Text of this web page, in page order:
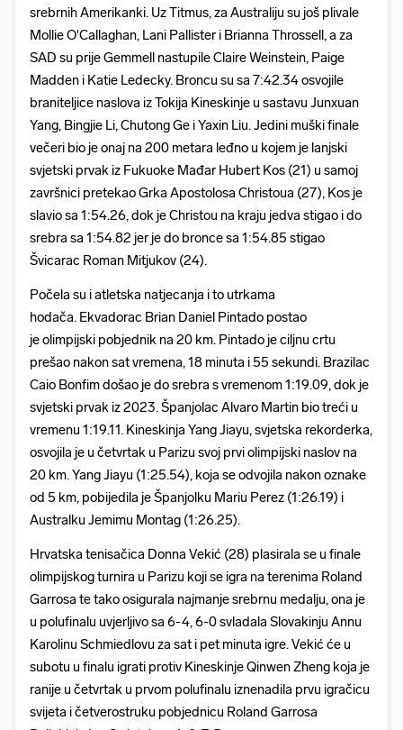
srebrnih Amerikanki. Uz Titmus, za Australiju su još plivale
Mollie O'Callaghan, Lani Pallister i Brianna Throssell, a za
SAD su prije Gemmell nastupile Claire Weinstein, Paige
Madden i Katie Ledecky. Broncu su sa 7:42.34 osvojile
braniteljice naslova iz Tokija Kineskinje u sastavu Junxuan
Yang, Bingjie Li, Chutong Ge i Yaxin Liu. Jedini muški finale
večeri bio je onaj na 200 metara leđno u kojem je lanjski
svjetski prvak iz Fukuoke Mađar Hubert Kos (21) u samoj
završnici pretekao Grka Apostolosa Christoua (27), Kos je
slavio sa 1:54.26, dok je Christou na kraju jedva stigao i do
srebra sa 1:54.82 jer je do bronce sa 1:54.85 stigao
Švicarac Roman Mitjukov (24).
Počela su i atletska natjecanja i to utrkama
hodača. Ekvadorac Brian Daniel Pintado postao
je olimpijski pobjednik na 20 km. Pintado je ciljnu crtu
prešao nakon sat vremena, 18 minuta i 55 sekundi. Brazilac
Caio Bonfim došao je do srebra s vremenom 1:19.09, dok je
svjetski prvak iz 2023. Španjolac Alvaro Martin bio treći u
vremenu 1:19.11. Kineskinja Yang Jiayu, svjetska rekorderka,
osvojila je u četvrtak u Parizu svoj prvi olimpijski naslov na
20 km. Yang Jiayu (1:25.54), koja se odvojila nakon oznake
od 5 km, pobijedila je Španjolku Mariu Perez (1:26.19) i
Australku Jemimu Montag (1:26.25).
Hrvatska tenisačica Donna Vekić (28) plasirala se u finale
olimpijskog turnira u Parizu koji se igra na terenima Roland
Garrosa te tako osigurala najmanje srebrnu medalju, ona je
u polufinalu uvjerljivo sa 6-4, 6-0 svladala Slovakinju Annu
Karolinu Schmiedlovu za sat i pet minuta igre. Vekić će u
subotu u finalu igrati protiv Kineskinje Qinwen Zheng koja je
ranije u četvrtak u prvom polufinalu iznenadila prvu igračicu
svijeta i četverostruku pobjednicu Roland Garrosa